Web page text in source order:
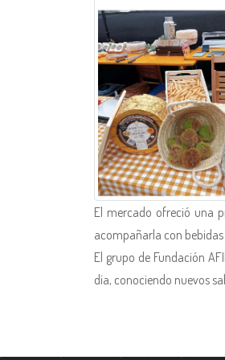
El mercado ofreció una
acompañarla con
El grupo de Fundación
día, conociendo nuevos